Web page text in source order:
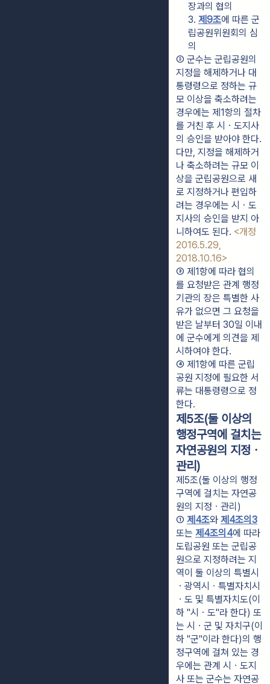
장과의 협의
3. 제9조에 따른 군
립공원위원회의 심
의
② 군수는 군립공원의
지정을 해제하거나 대
통령령으로 정하는 규
모 이상을 축소하려는
경우에는 제1항의 절차
를 거친 후 시ㆍ도지사
의 승인을 받아야 한다.
다만, 지정을 해제하거
나 축소하려는 규모 이
상을 군립공원으로 새
로 지정하거나 편입하
려는 경우에는 시ㆍ도
지사의 승인을 받지 아
니하여도 된다. <개정
2016.5.29,
2018.10.16>
③ 제1항에 따라 협의
를 요청받은 관계 행정
기관의 장은 특별한 사
유가 없으면 그 요청을
받은 날부터 30일 이내
에 군수에게 의견을 제
시하여야 한다.
④ 제1항에 따른 군립
공원 지정에 필요한 서
류는 대통령령으로 정
한다.
제5조(둘 이상의
행정구역에 걸치는
자연공원의 지정ㆍ
관리)
제5조(둘 이상의 행정
구역에 걸치는 자연공
원의 지정ㆍ관리)
① 제4조와 제4조의3
또는 제4조의4에 따라
도립공원 또는 군립공
원으로 지정하려는 지
역이 둘 이상의 특별시
ㆍ광역시ㆍ특별자치시
ㆍ도 및 특별자치도(이
하 "시ㆍ도"라 한다) 또
는 시ㆍ군 및 자치구(이
하 "군"이라 한다)의 행
정구역에 걸쳐 있는 경
우에는 관계 시ㆍ도지
사 또는 군수는 자연공